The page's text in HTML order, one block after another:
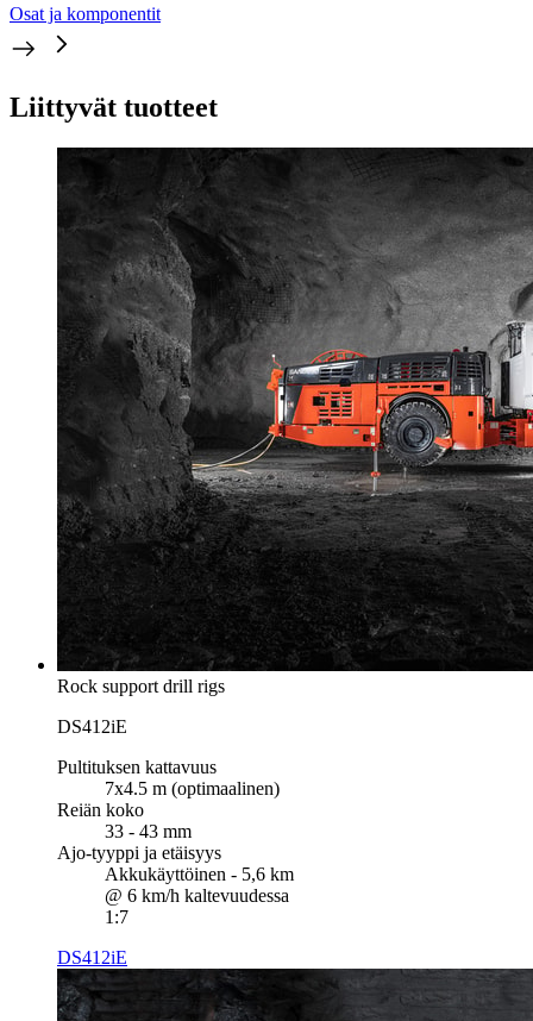
Osat ja komponentit
Liittyvät tuotteet
Rock support drill rigs
DS412iE
Pultituksen kattavuus
7x4.5 m (optimaalinen)
Reiän koko
33 - 43 mm
Ajo-tyyppi ja etäisyys
Akkukäyttöinen - 5,6 km
@ 6 km/h kaltevuudessa
1:7
DS412iE